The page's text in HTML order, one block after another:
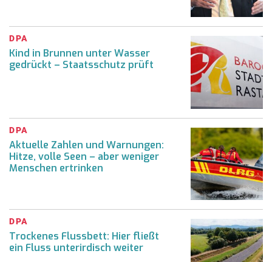
DPA
Kind in Brunnen unter Wasser
gedrückt – Staatsschutz prüft
DPA
Aktuelle Zahlen und Warnungen:
Hitze, volle Seen – aber weniger
Menschen ertrinken
DPA
Trockenes Flussbett: Hier fließt
ein Fluss unterirdisch weiter